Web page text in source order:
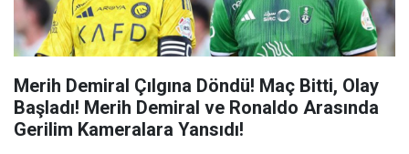
Merih Demiral Çılgına Döndü! Maç Bitti, Olay
Başladı! Merih Demiral ve Ronaldo Arasında
Gerilim Kameralara Yansıdı!